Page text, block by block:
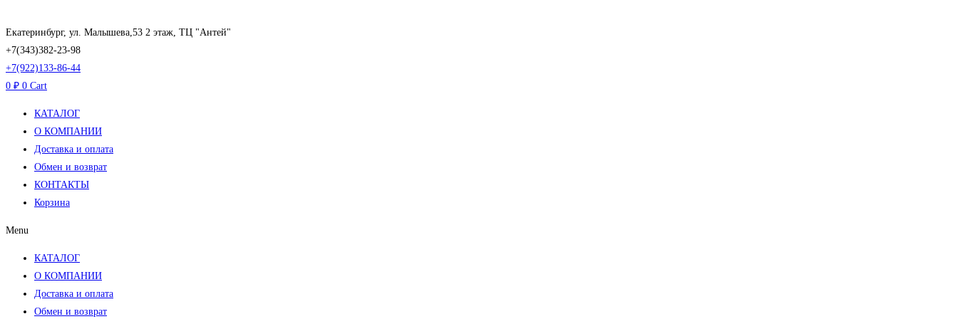
к
содержимому
Екатеринбург, ул. Малышева,53 2 этаж, ТЦ "Антей"
+7(343)382-23-98
+7(922)133-86-44
0 ₽ 0 Cart
КАТАЛОГ
О КОМПАНИИ
Доставка и оплата
Обмен и возврат
КОНТАКТЫ
Корзина
Menu
КАТАЛОГ
О КОМПАНИИ
Доставка и оплата
Обмен и возврат